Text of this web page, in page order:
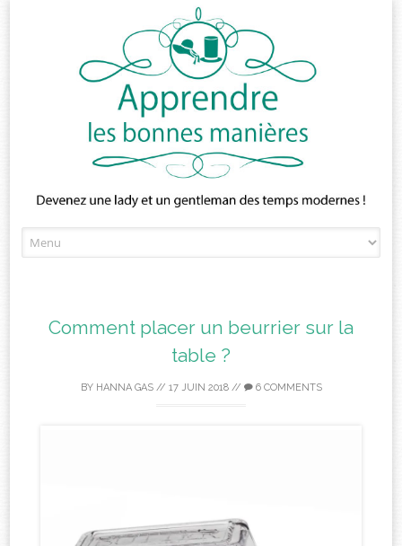
to
Comment placer un beurrier sur la
table ?
BY HANNA GAS// 17 JUIN 2018// 6 COMMENTS